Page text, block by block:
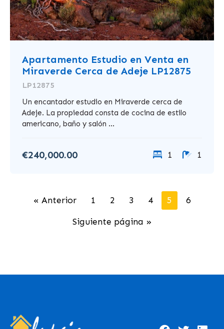
Apartamento Estudio en Venta en
Miraverde Cerca de Adeje LP12875
LP12875
Un encantador estudio en Miraverde cerca de
Adeje. La propiedad consta de cocina de estilo
americano, baño y salón ...
€240,000.00 1 1
« Anterior 1 2 3 4 5
6
Siguiente página »